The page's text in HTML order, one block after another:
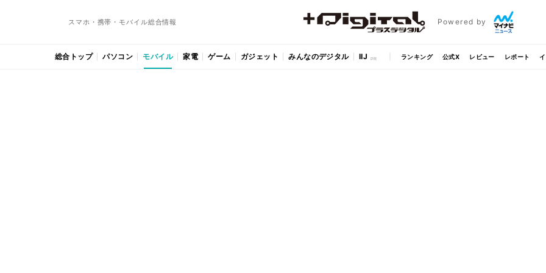
スマホ・携帯・モバイル総合情報 Powered by
総合トップ パソコン モバイル 家電 ゲーム ガジェット みんなのデジタル IIJ ランキング 公式X レビュー レポート